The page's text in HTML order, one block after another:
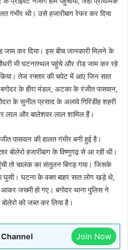
गंभीर थी। उसे हजारीबाग रेफर कर दिया
जाम कर दिया। इस बीच जानकारी मिलने के
भी घटनास्थल पहुंचे और रोड जाम कर रहे
तेज रफ्तार की चपेट में आए जिन सात
के हीरा मंडल, अटका के रंजीत पासवान,
के सुनील प्रसाद के अलावे गिरिडीह शहरी
लाल और बालेशवर लाल शामिल हैं।
पासवान की हालत गंभीर बनी हुई है।
बोलेरो हजारीबाग के विष्णुगढ़ से आ रही थी।
तो चालक का संतुलन बिगड़ गया। जिसके
घुसी। घटना के वक्त बाहर सात लोग खड़े थे,
जख्मी हो गए। बगोदर थाना पुलिस ने
को जब्त कर लिया है।
Join Now